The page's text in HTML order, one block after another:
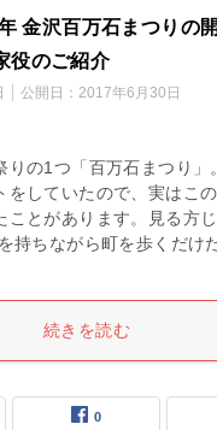
金沢百万石まつりの
役のご紹介
公開日： 2017年6月30日
りの1つ「百万石まつり」
をしていたので、実はこ
とがあります。見る方じ
持ちながら町を歩くだけ
続きを読む
0